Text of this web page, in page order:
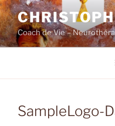
Skip
to
contentCoach de Vie –
SampleLogo-